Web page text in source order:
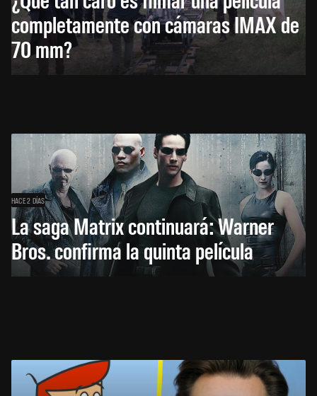
completamente con cámaras IMAX de
70 mm?
HACE 2 DÍAS
La saga Matrix continuará: Warner
Bros. confirma la quinta película